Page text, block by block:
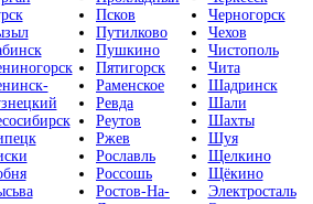
Псков
Путилково
Пушкино
Пятигорск
Раменское
Ревда
Реутов
Ржев
Рославль
Россошь
Ростов-На-
Черногорск
Чехов
Чистополь
Чита
Шадринск
Шали
Шахты
Шуя
Щелкино
Щёкино
Электросталь